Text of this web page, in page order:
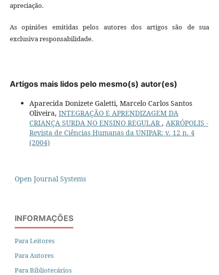
apreciação.
As opiniões emitidas pelos autores dos artigos são de sua
exclusiva responsabilidade.
Artigos mais lidos pelo mesmo(s) autor(es)
Aparecida Donizete Galetti, Marcelo Carlos Santos
Oliveira, INTEGRAÇÃO E APRENDIZAGEM DA
CRIANÇA SURDA NO ENSINO REGULAR , AKRÓPOLIS -
Revista de Ciências Humanas da UNIPAR: v. 12 n. 4
(2004)
Open Journal Systems
INFORMAÇÕES
Para Leitores
Para Autores
Para Bibliotecários